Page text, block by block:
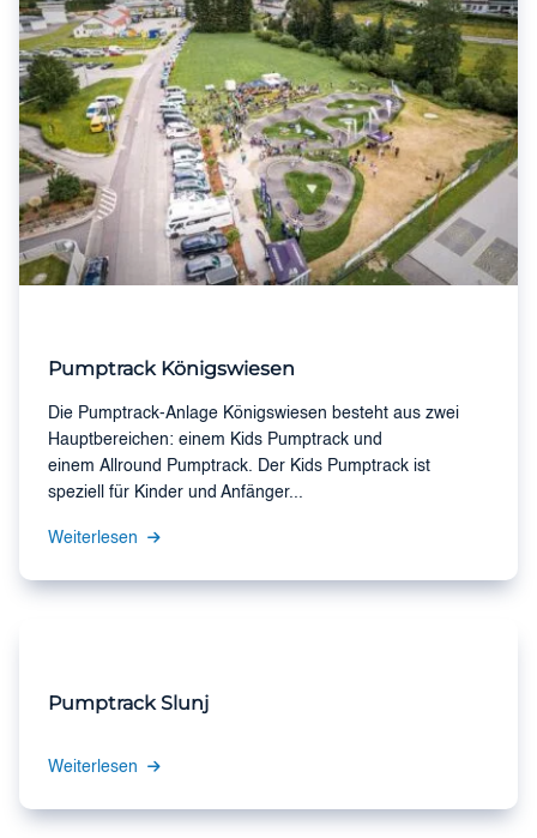
Pumptrack Königswiesen
Die Pumptrack-Anlage Königswiesen besteht aus zwei
Hauptbereichen: einem Kids Pumptrack und
einem Allround Pumptrack. Der Kids Pumptrack ist
speziell für Kinder und Anfänger...
Weiterlesen
Pumptrack Slunj
Weiterlesen